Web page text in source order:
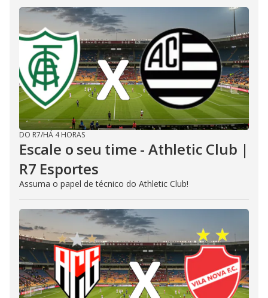
DO R7/HÁ 4 HORAS
Escale o seu time - Athletic Club |
R7 Esportes
Assuma o papel de técnico do Athletic Club!